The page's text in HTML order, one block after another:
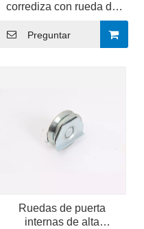
corrediza con rueda de
Preguntar
Ruedas de puerta
internas de alta